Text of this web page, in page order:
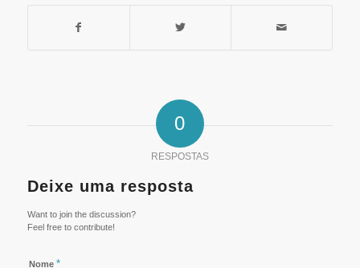
0
RESPOSTAS
Deixe uma resposta
Want to join the discussion?
Feel free to contribute!
Nome *